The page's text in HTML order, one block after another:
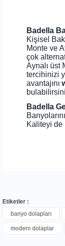
Badella
Kişisel
Monte ve
çok
Aynalı üst
tercihinizi
avantajını
Badella
Kaliteyi de
Etiketler :
banyo dolapları
modern dolaplar